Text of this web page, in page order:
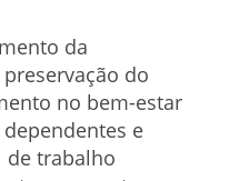
da
do
no bem-estar
e
de trabalho